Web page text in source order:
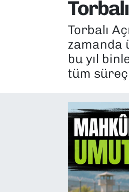
Torbalı
zamanda
bu yıl
tüm
EKONOMİ
KÜLTÜR SANAT
MAGAZİN
Tüm Manşetler
Son Dakika Haberleri
Haber Arşivi